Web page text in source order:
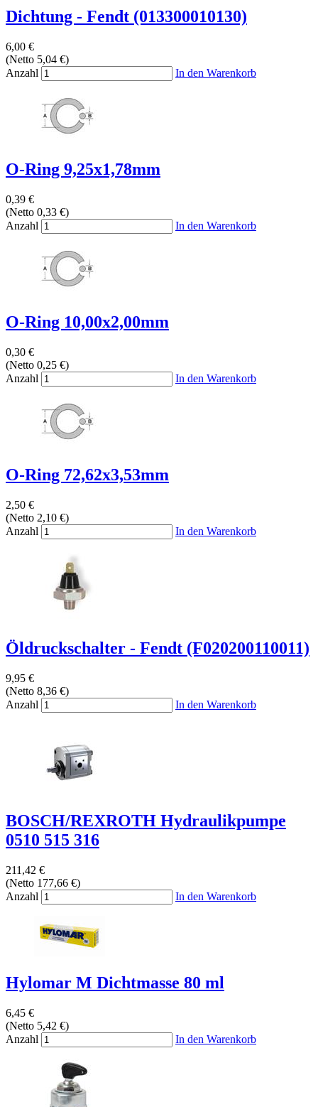
Dichtung - Fendt (013300010130)
6,00 €
(Netto 5,04 €)
Anzahl
In den Warenkorb
O-Ring 9,25x1,78mm
0,39 €
(Netto 0,33 €)
Anzahl
In den Warenkorb
O-Ring 10,00x2,00mm
0,30 €
(Netto 0,25 €)
Anzahl
In den Warenkorb
O-Ring 72,62x3,53mm
2,50 €
(Netto 2,10 €)
Anzahl
In den Warenkorb
Öldruckschalter - Fendt (F020200110011)
9,95 €
(Netto 8,36 €)
Anzahl
In den Warenkorb
BOSCH/REXROTH Hydraulikpumpe
0510 515 316
211,42 €
(Netto 177,66 €)
Anzahl
In den Warenkorb
Hylomar M Dichtmasse 80 ml
6,45 €
(Netto 5,42 €)
Anzahl
In den Warenkorb